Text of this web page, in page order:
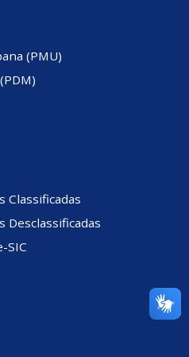
(PMU)
Classificadas
Desclassificadas
SIC